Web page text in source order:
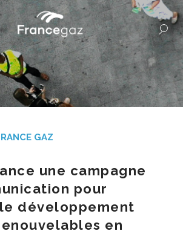
GAZ
une campagne
pour
développement
en